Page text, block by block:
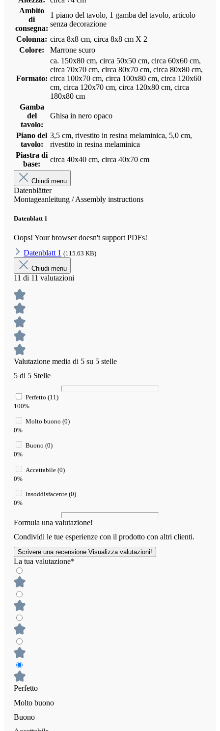
Ambito
di
consegna:
1 piano del tavolo, 1 gamba del tavolo, articolo
senza decorazione
Colonna: circa 8x8 cm, circa 8x8 cm X 2
Colore:
Marrone scuro
Formato:
ca. 150x80 cm, circa 50x50 cm, circa 60x60 cm,
circa 70x70 cm, circa 80x70 cm, circa 80x80 cm,
circa 100x70 cm, circa 100x80 cm, circa 120x60
cm, circa 120x70 cm, circa 120x80 cm, circa
180x80 cm
Gamba
del
tavolo:
Ghisa in nero opaco
Piano del
tavolo:
3,5 cm, rivestito in resina melaminica, 5,0 cm,
rivestito in resina melaminica
Piastra di
base:
circa 40x40 cm, circa 40x70 cm
Chiudi menu
Datenblätter
Montageanleitung / Assembly instructions
Datenblatt 1
Oops! Your browser doesn't support PDFs!
Datenblatt 1 (115.63 KB)
Chiudi menu
11 di 11 valutazioni
Valutazione media di 5 su 5 stelle
5 di 5 Stelle
Perfetto (11)
100%
Molto buono (0)
0%
Buono (0)
0%
Accettabile (0)
0%
Insoddisfacente (0)
0%
Formula una valutazione!
Condividi le tue esperienze con il prodotto con altri clienti.
Scrivere una recensione Visualizza valutazioni!
La tua valutazione*
Perfetto
Molto buono
Buono